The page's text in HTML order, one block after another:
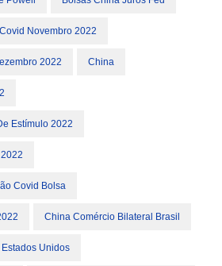
Novembro 2022
2022 China
Estímulo 2022
Covid Bolsa
China Comércio Bilateral Brasil
Unidos